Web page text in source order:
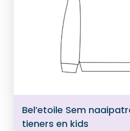
Bel’etoile Sem
tieners en kids